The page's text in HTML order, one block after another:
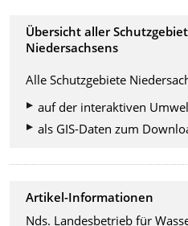
Übersicht aller
Niedersachsens
Alle Schutzgebiete
auf der interaktiven
als GIS-Daten zum
Artikel-Informationen
Nds. Landesbetrieb für